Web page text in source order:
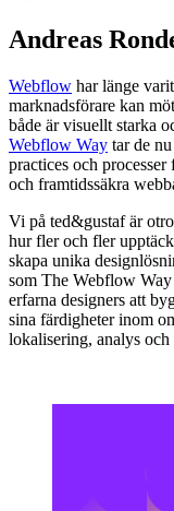
Andreas
Webflow har länge
marknadsförare kan
både är visuellt starka
Webflow Way tar de
practices och
och framtidssäkra
Vi på ted&gustaf är
hur fler och fler
skapa unika
som The Webflow
erfarna designers att
sina färdigheter inom
lokalisering, analys och